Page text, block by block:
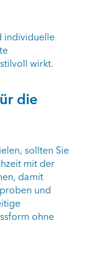
individuelle
wirkt.
die
sollten Sie
mit der
damit
und
ohne